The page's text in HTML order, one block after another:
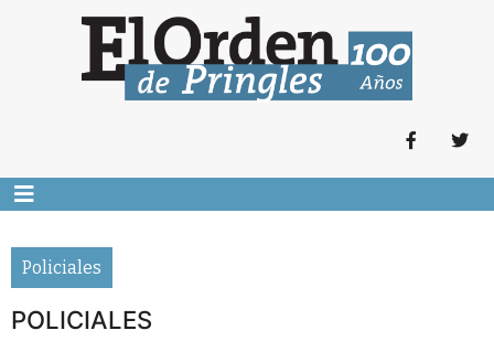
Policiales
POLICIALES